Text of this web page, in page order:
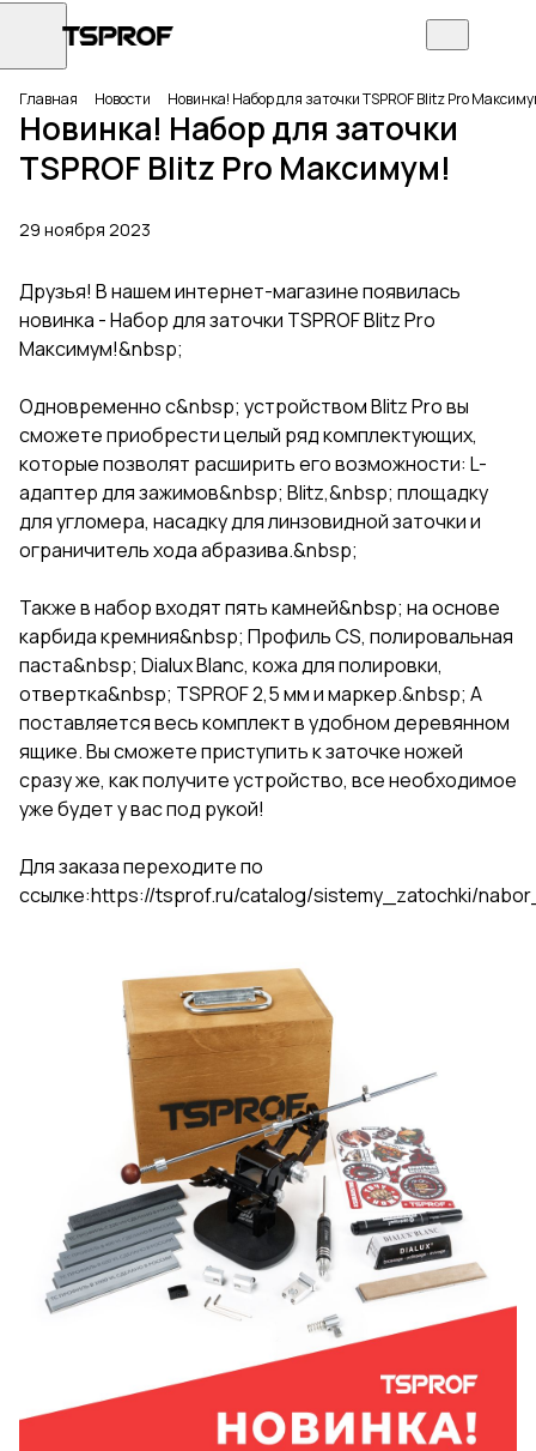
Главная Новости Новинка! Набор для заточки TSPROF Blitz Pro
Новинка! Набор для заточки
TSPROF Blitz Pro Максимум!
29 ноября 2023
Друзья! В нашем интернет-магазине появилась
новинка - Набор для заточки TSPROF Blitz Pro
Максимум!&nbsp;
Одновременно с&nbsp; устройством Blitz Pro вы
сможете приобрести целый ряд комплектующих,
которые позволят расширить его возможности: L-
адаптер для зажимов&nbsp; Blitz,&nbsp; площадку
для угломера, насадку для линзовидной заточки и
ограничитель хода абразива.&nbsp;
Также в набор входят пять камней&nbsp; на основе
карбида кремния&nbsp; Профиль CS, полировальная
паста&nbsp; Dialux Blanc, кожа для полировки,
отвертка&nbsp; TSPRОF 2,5 мм и маркер.&nbsp; А
поставляется весь комплект в удобном деревянном
ящике. Вы сможете приступить к заточке ножей
сразу же, как получите устройство, все необходимое
уже будет у вас под рукой!
Для заказа переходите по
ссылке:https://tsprof.ru/catalog/sistemy_zatochki/